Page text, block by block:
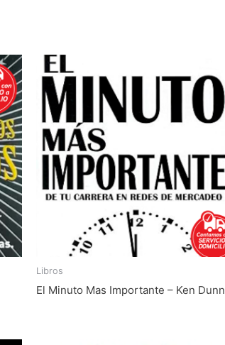
Libros
El Minuto Mas Importante – Ken Dunn